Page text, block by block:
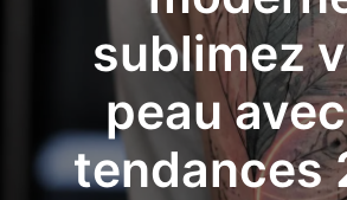
sublimez
peau
tendances